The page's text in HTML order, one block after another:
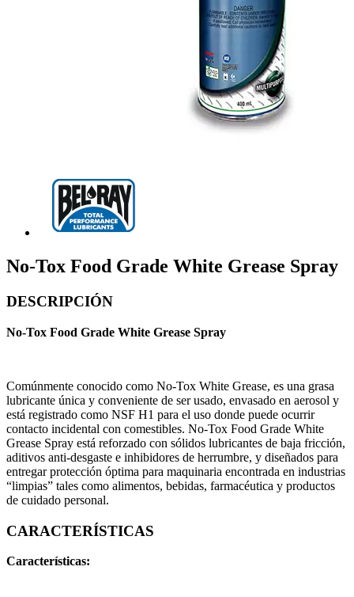
No-Tox Food Grade White Grease Spray
DESCRIPCIÓN
No-Tox Food Grade White Grease Spray
Comúnmente conocido como No-Tox White Grease, es una grasa
lubricante única y conveniente de ser usado, envasado en aerosol y
está registrado como NSF H1 para el uso donde puede ocurrir
contacto incidental con comestibles. No-Tox Food Grade White
Grease Spray está reforzado con sólidos lubricantes de baja fricción,
aditivos anti-desgaste e inhibidores de herrumbre, y diseñados para
entregar protección óptima para maquinaria encontrada en industrias
“limpias” tales como alimentos, bebidas, farmacéutica y productos
de cuidado personal.
CARACTERÍSTICAS
Características: